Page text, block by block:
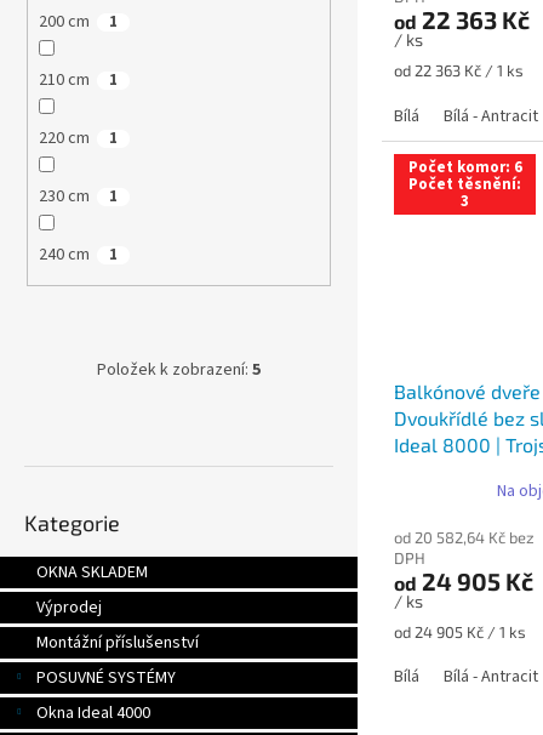
200 cm 1
210 cm 1
220 cm 1
230 cm 1
240 cm 1
Položek k zobrazení: 5
kategorie
Kategorie
OKNA SKLADEM
Výprodej
Montážní příslušenství
POSUVNÉ SYSTÉMY
Okna Ideal 4000
od 22 363 Kč
/ ks
Měrná
od 22 363 Kč / 1 ks
Bílá Bílá - Antracit
Počet komor: 6
Počet těsnění:
3
Balkónové
Dvoukřídlé bez
Ideal 8000 |
Na
od 20 582,64 Kč bez
DPH
od 24 905 Kč
/ ks
Měrná
od 24 905 Kč / 1 ks
Bílá Bílá - Antracit